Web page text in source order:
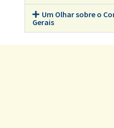
Um Olhar sobre o
Gerais